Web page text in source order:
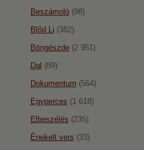
Beszámoló(98)
Blőd Li (382)
Böngészde(2 951)
Dal (89)
Dokumentum (564)
Egyperces (1 618)
Elbeszélés (235)
Énekelt vers (33)